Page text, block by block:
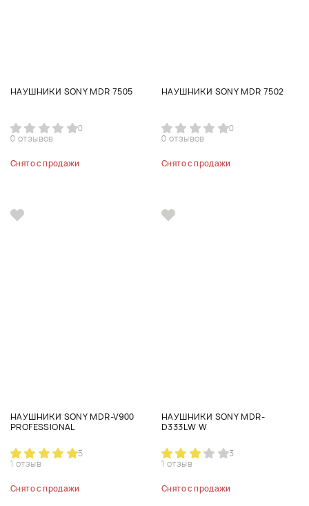
НАУШНИКИ SONY MDR 7505
0
0 отзывов
Снято с продажи
НАУШНИКИ SONY MDR 7502
0
0 отзывов
Снято с продажи
НАУШНИКИ SONY MDR-V900
PROFESSIONAL
5
1 отзыв
Снято с продажи
НАУШНИКИ SONY MDR-
D333LW W
3
1 отзыв
Снято с продажи